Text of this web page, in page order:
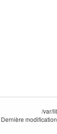
/var/
Dernière